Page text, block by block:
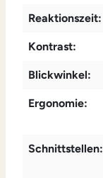
Reaktionszeit:
Kontrast:
Blickwinkel:
Ergonomie:
Schnittstellen: